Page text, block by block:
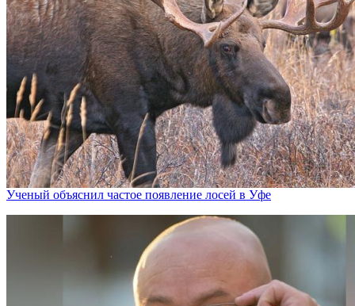
Ученый объяснил частое появление лосей в Уфе